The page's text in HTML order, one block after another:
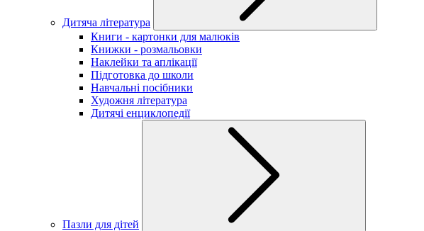
Дитяча література
Книги - картонки для малюків
Книжки - розмальовки
Наклейки та аплікації
Підготовка до школи
Навчальні посібники
Художня література
Дитячі енциклопедії
Пазли для дітей